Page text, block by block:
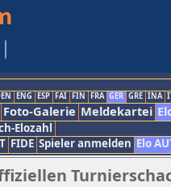
ENG ESP FAI FIN FRA GER GRE INA
Foto-Galerie Meldekartei
Elozahl
FIDE Spieler anmelden Elo